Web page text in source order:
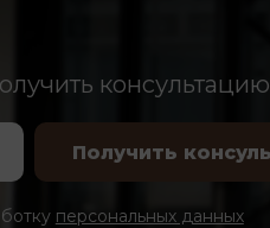
консультацию
персональных данных